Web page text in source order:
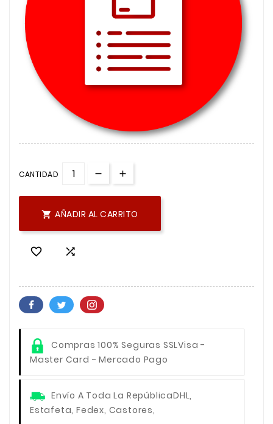
CANTIDAD
 AÑADIR AL CARRITO
 
Compras 100% Seguras SSLVisa -
Master Card - Mercado Pago
Envío A Toda La RepúblicaDHL,
Estafeta, Fedex, Castores,